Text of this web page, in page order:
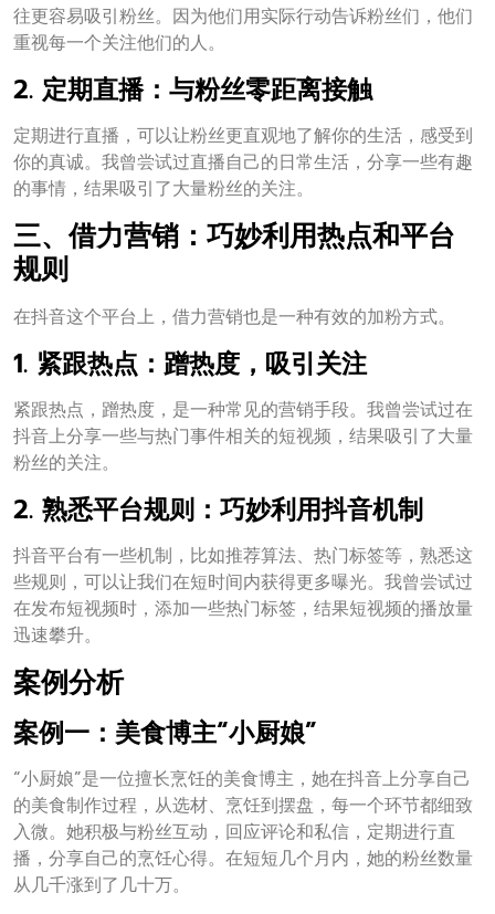
往更容易吸引粉丝。因为他们用实际行动告诉粉丝们，他们
重视每一个关注他们的人。
2. 定期直播：与粉丝零距离接触
定期进行直播，可以让粉丝更直观地了解你的生活，感受到
你的真诚。我曾尝试过直播自己的日常生活，分享一些有趣
的事情，结果吸引了大量粉丝的关注。
三、借力营销：巧妙利用热点和平台
规则
在抖音这个平台上，借力营销也是一种有效的加粉方式。
1. 紧跟热点：蹭热度，吸引关注
紧跟热点，蹭热度，是一种常见的营销手段。我曾尝试过在
抖音上分享一些与热门事件相关的短视频，结果吸引了大量
粉丝的关注。
2. 熟悉平台规则：巧妙利用抖音机制
抖音平台有一些机制，比如推荐算法、热门标签等，熟悉这
些规则，可以让我们在短时间内获得更多曝光。我曾尝试过
在发布短视频时，添加一些热门标签，结果短视频的播放量
迅速攀升。
案例分析
案例一：美食博主“小厨娘”
“小厨娘”是一位擅长烹饪的美食博主，她在抖音上分享自己
的美食制作过程，从选材、烹饪到摆盘，每一个环节都细致
入微。她积极与粉丝互动，回应评论和私信，定期进行直
播，分享自己的烹饪心得。在短短几个月内，她的粉丝数量
从几千涨到了几十万。